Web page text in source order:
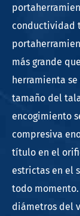
conductividad
más grande
herramienta
tamaño del
encogimiento
compresiva
título en el
estrictas en el
todo momento.
diámetros del